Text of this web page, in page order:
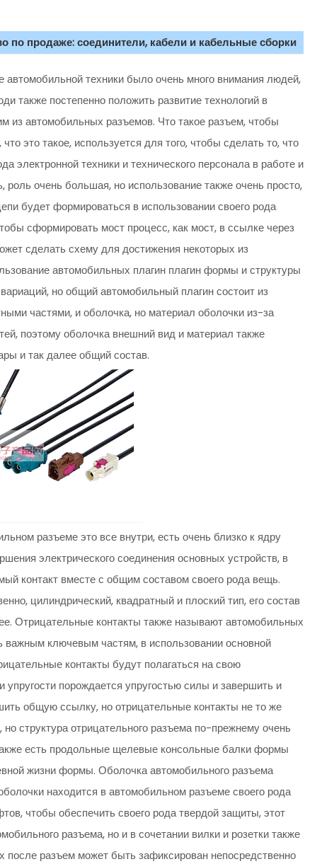
по продаже: соединители, кабели и кабельные сборки
техники было очень много внимания людей,
также постепенно положить развитие технологий в
из автомобильных разъемов. Что такое разъем, чтобы
это такое, используется для того, чтобы сделать то, что
электронной техники и технического персонала в работе и
роль очень большая, но использование также очень просто,
будет формироваться в использовании своего рода
сформировать мост процесс, как мост, в ссылке через
сделать схему для достижения некоторых из
автомобильных плагин плагин формы и структуры
но общий автомобильный плагин состоит из
частями, и оболочка, но материал оболочки из-за
поэтому оболочка внешний вид и материал также
и так далее общий состав.
разъеме это все внутри, есть очень близко к ядру
электрического соединения основных устройств, в
контакт вместе с общим составом своего рода вещь.
цилиндрический, квадратный и плоский тип, его состав
Отрицательные контакты также называют автомобильных
важным ключевым частям, в использовании основной
контакты будут полагаться на свою
порождается упругостью силы и завершить и
общую ссылку, но отрицательные контакты не то же
структура отрицательного разъема по-прежнему очень
есть продольные щелевые консольные балки формы
жизни формы. Оболочка автомобильного разъема
находится в автомобильном разъеме своего рода
чтобы обеспечить своего рода твердой защиты, этот
разъема, но и в сочетании вилки и розетки также
разъем может быть зафиксирован непосредственно